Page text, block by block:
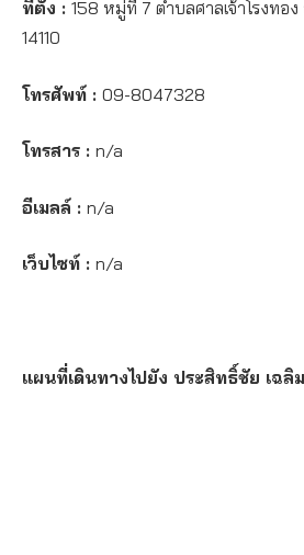
ที่ตั้ง : 158 หมู่ที่ 7 ตำบลศาลเจ้าโรงทอ
14110
โทรศัพท์ : 09-8047328
โทรสาร : n/a
อีเมลล์ : n/a
เว็บไซท์ : n/a
แผนที่เดินทางไปยัง ประสิทธิ์ชัย เฉลิ